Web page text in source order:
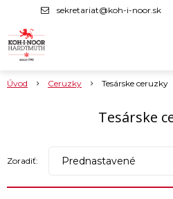
sekretariat@koh-i-noor.sk
Úvod Ceruzky Tesárske ceruzky
Tesárske
Zoradiť: Prednastavené